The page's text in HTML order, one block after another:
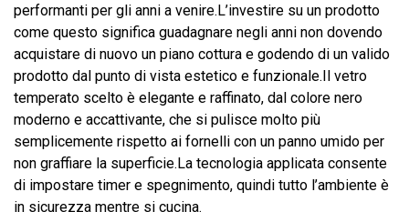
performanti per gli anni a venire.L’investire su un prodotto
come questo significa guadagnare negli anni non dovendo
acquistare di nuovo un piano cottura e godendo di un valido
prodotto dal punto di vista estetico e funzionale.Il vetro
temperato scelto è elegante e raffinato, dal colore nero
moderno e accattivante, che si pulisce molto più
semplicemente rispetto ai fornelli con un panno umido per
non graffiare la superficie.La tecnologia applicata consente
di impostare timer e spegnimento, quindi tutto l’ambiente è
in sicurezza mentre si cucina.